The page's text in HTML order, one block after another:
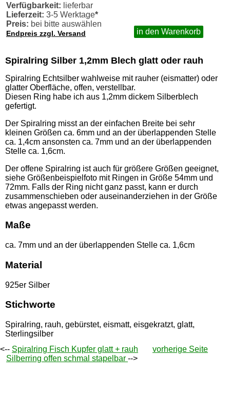
Verfügbarkeit: lieferbar
Lieferzeit: 3-5 Werktage*
Preis: bei bitte auswählen
Endpreis zzgl. Versand in den Warenkorb
Spiralring Silber 1,2mm Blech glatt oder rauh
Spiralring Echtsilber wahlweise mit rauher (eismatter) oder
glatter Oberfläche, offen, verstellbar.
Diesen Ring habe ich aus 1,2mm dickem Silberblech
gefertigt.
Der Spiralring misst an der einfachen Breite bei sehr
kleinen Größen ca. 6mm und an der überlappenden Stelle
ca. 1,4cm ansonsten ca. 7mm und an der überlappenden
Stelle ca. 1,6cm.
Der offene Spiralring ist auch für größere Größen geeignet,
siehe Größenbeispielfoto mit Ringen in Größe 54mm und
72mm. Falls der Ring nicht ganz passt, kann er durch
zusammenschieben oder auseinanderziehen in der Größe
etwas angepasst werden.
Maße
ca. 7mm und an der überlappenden Stelle ca. 1,6cm
Material
925er Silber
Stichworte
Spiralring, rauh, gebürstet, eismatt, eisgekratzt, glatt,
Sterlingsilber
<-- Spiralring Fisch Kupfer glatt + rauh
vorherige Seite
Silberring offen schmal stapelbar -->